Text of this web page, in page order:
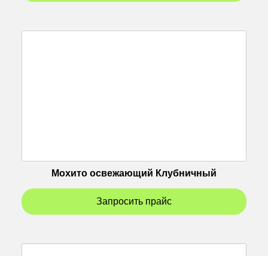
Мохито освежающий Клубничный
Запросить прайс